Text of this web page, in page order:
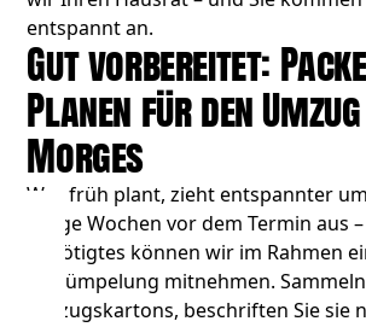
entspannt an.
Gut vorbereitet:
Planen für den
Morges
Wer früh plant, zieht entspannter
einige Wochen vor dem Termin aus
Benötigtes können wir im Rahmen
Entrümpelung mitnehmen.
Umzugskartons, beschriften Sie sie